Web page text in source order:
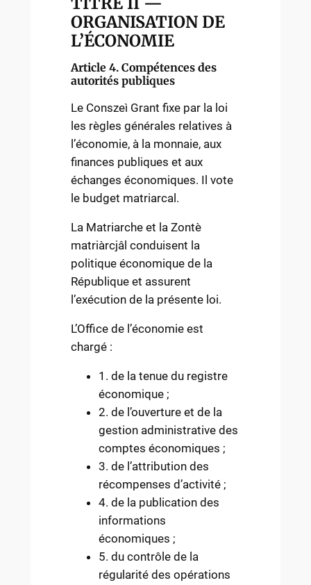
ORGANISATION DE
L’ÉCONOMIE
Article 4. Compétences des
autorités publiques
Le Conszeì Grant fixe par la loi
les règles générales relatives à
l’économie, à la monnaie, aux
finances publiques et aux
échanges économiques. Il vote
le budget matriarcal.
La Matriarche et la Zontè
matriàrcjâl conduisent la
politique économique de la
République et assurent
l’exécution de la présente loi.
L’Office de l’économie est
chargé :
1. de la tenue du registre
économique ;
2. de l’ouverture et de la
gestion administrative des
comptes économiques ;
3. de l’attribution des
récompenses d’activité ;
4. de la publication des
informations
économiques ;
5. du contrôle de la
régularité des opérations